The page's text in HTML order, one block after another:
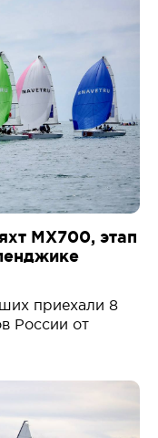
MX700, этап
приехали 8
России от